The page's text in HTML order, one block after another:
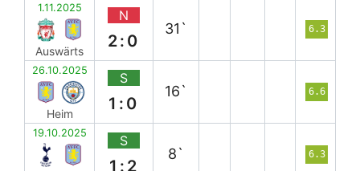
1.11.2025
Auswärts
N
2:0
31` 6.3
26.10.2025
Heim
S
1:0
16` 6.6
19.10.2025 S
1:2
8` 6.3